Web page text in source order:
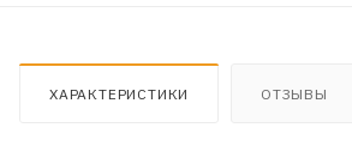
ХАРАКТЕРИСТИКИ ОТЗЫВЫ